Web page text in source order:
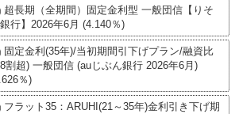
超長期（全期間）固定金利型 一般団信【りそ
行】2026年6月 (4.140％)
固定金利(35年)/当初期間引下げプラン/融資比
割超) 一般団信 (auじぶん銀行 2026年6月)
％)
フラット35：ARUHI(21～35年)金利引き下げ期